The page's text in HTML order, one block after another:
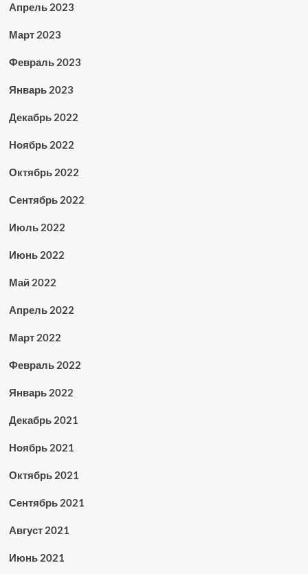
Апрель 2023
Март 2023
Февраль 2023
Январь 2023
Декабрь 2022
Ноябрь 2022
Октябрь 2022
Сентябрь 2022
Июль 2022
Июнь 2022
Май 2022
Апрель 2022
Март 2022
Февраль 2022
Январь 2022
Декабрь 2021
Ноябрь 2021
Октябрь 2021
Сентябрь 2021
Август 2021
Июнь 2021